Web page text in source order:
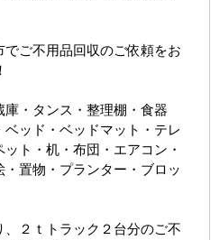
ご不用品回収のご依頼をお
・タンス・整理棚・食器
ッド・ベッドマット・テレ
ト・机・布団・エアコン・
置物・プランター・ブロッ
、２ｔトラック２台分のご不